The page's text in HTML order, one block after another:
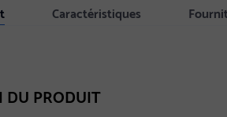
Caractéristiques
DU PRODUIT